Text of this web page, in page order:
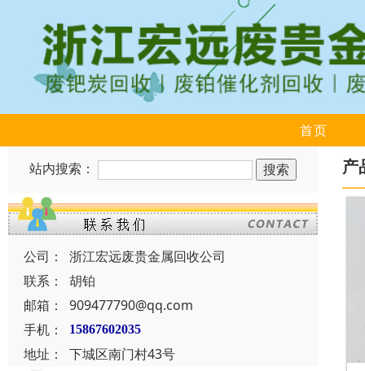
首页
站内搜索：
公司：
浙江宏远废贵金属回收公司
联系：
胡铂
邮箱：
909477790@qq.com
手机：
15867602035
地址： 下城区南门村43号
产